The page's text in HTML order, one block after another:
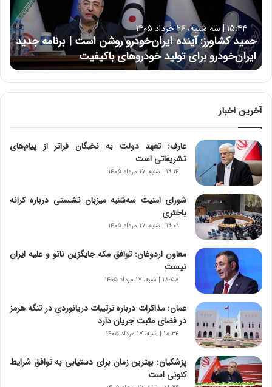
ش
ا
و
ر
ز
:
آ
ی
ن
ا
ی
ر
ا
ن‌
خ
و
د
ر
و
ش
ن
س
ت
|
ب
۱۵:۴۴ | سه شنبه، ۲۶ خرداد ۱۴۰۵
حمید کشاورز: آینده ایران‌خودرو روشن است | برنامه جدید
ایران‌خودرو برای تولید خودروهای باکیفیت
آخرین اخبار
عارف: تعهد دولت به نخبگان فراتر از پیام‎‌های
تشریفاتی است
۱۹:۱۴ | شنبه، ۱۷ مرداد ۱۴۰۵
شورای امنیت سه‌شنبه میزبان نشستی درباره کرانه
باختری
۱۹:۰۹ | شنبه، ۱۷ مرداد ۱۴۰۵
معاون اردوغان: توافق مکه جایگزین ناتو و علیه ایران
نیست
۱۸:۵۸ | شنبه، ۱۷ مرداد ۱۴۰۵
عمان: مذاکرات درباره ترتیبات دریانوردی در تنگه هرمز
در فضای مثبت جریان دارد
۱۸:۳۴ | شنبه، ۱۷ مرداد ۱۴۰۵
پزشکیان‌: بهترین زمان برای دستیابی به توافق شرایط
کنونی است